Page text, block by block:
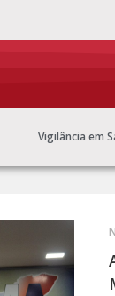
Vigilância em